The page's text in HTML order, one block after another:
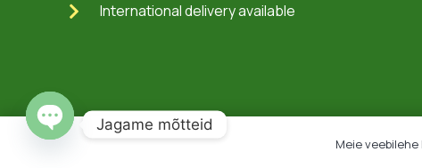
International delivery available
Meie
Jagame mõtteid